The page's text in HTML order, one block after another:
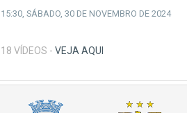
15:30, SÁBADO, 30 DE NOVEMBRO DE 2024
18 VÍDEOS - VEJA AQUI